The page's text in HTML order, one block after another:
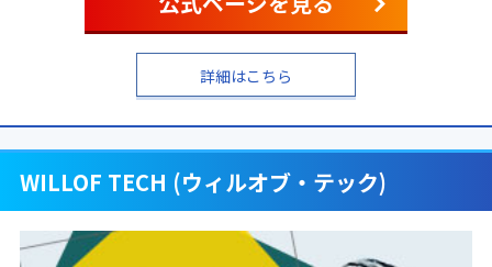
詳細はこちら
WILLOF TECH (ウィルオブ・テック)